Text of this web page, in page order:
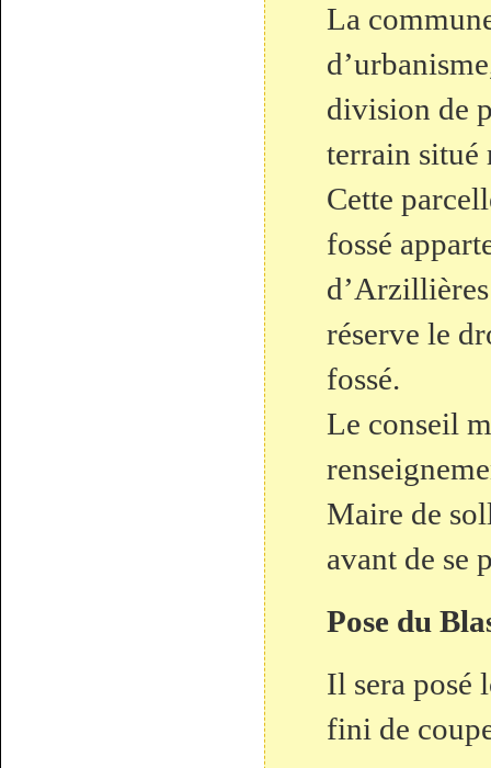
La
division de
terrain situé
Cette
fossé
réserve le
fossé.
Le conseil
Maire de
avant de se
Pose du
Il sera posé
fini de